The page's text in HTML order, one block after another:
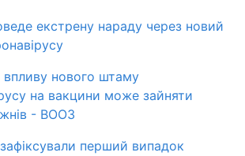
екстрену нараду через новий
впливу нового штаму
на вакцини може зайняти
- ВООЗ
зафіксували перший випадок